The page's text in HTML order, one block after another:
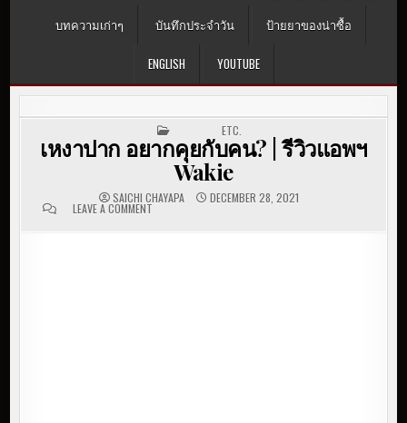
บทความเก่าๆ
บันทึกประจำวัน ป้ายยาของน่าซื้อ
ENGLISH YOUTUBE
POSTED INETC.
เหงาปาก อยากคุยกับคน? | รีวิวแอพฯ
Wakie
SAICHI CHAYAPA DECEMBER 28, 2021
LEAVE A COMMENT ON เหงาปาก อยากคุยกับคน? | รีวิวแอพฯ